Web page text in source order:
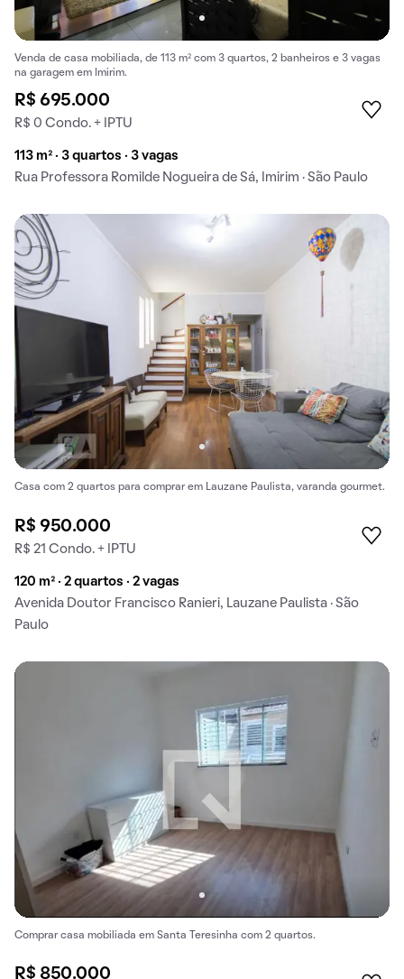
Venda de casa mobiliada, de 113 m² com 3 quartos, 2 banheiros e 3 vagas
na garagem em Imirim.
R$ 695.000
R$ 0 Condo. + IPTU
113 m² · 3 quartos · 3 vagas
Rua Professora Romilde Nogueira de Sá, Imirim · São Paulo
Casa com 2 quartos para comprar em Lauzane Paulista, varanda gourmet.
R$ 950.000
R$ 21 Condo. + IPTU
120 m² · 2 quartos · 2 vagas
Avenida Doutor Francisco Ranieri, Lauzane Paulista · São
Paulo
Comprar casa mobiliada em Santa Teresinha com 2 quartos.
R$ 850.000